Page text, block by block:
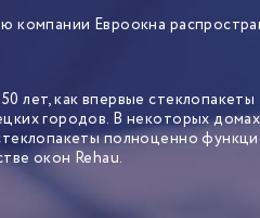
компании Евроокна
лет, как впервые
городов. В некоторых
полноценно
окон Rehau.